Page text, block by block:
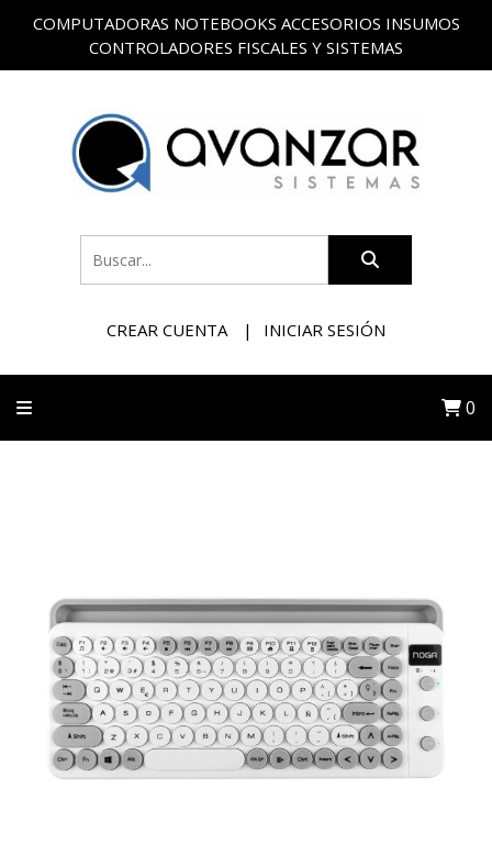
COMPUTADORAS NOTEBOOKS ACCESORIOS INSUMOS
CONTROLADORES FISCALES Y SISTEMAS
CREAR CUENTA INICIAR SESIÓN
0